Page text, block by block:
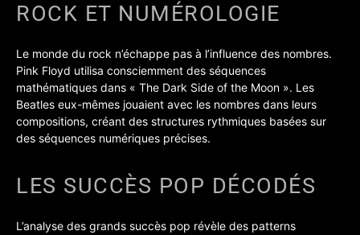
ROCK ET NUMÉROLOGIE
Le monde du rock n’échappe pas à l’influence des nombres.
Pink Floyd utilisa consciemment des séquences
mathématiques dans « The Dark Side of the Moon ». Les
Beatles eux-mêmes jouaient avec les nombres dans leurs
compositions, créant des structures rythmiques basées sur
des séquences numériques précises.
LES SUCCÈS POP DÉCODÉS
L’analyse des grands succès pop révèle des patterns